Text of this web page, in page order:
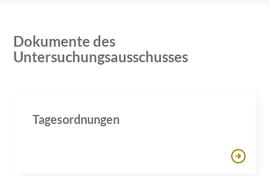
Dokumente des
Untersuchungsausschusses
Tagesordnungen